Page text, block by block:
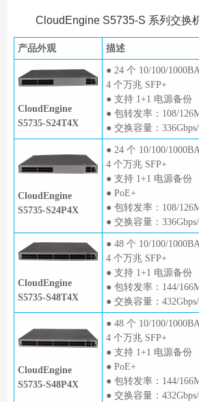
CloudEngine S5735-S 系列交换
产品外观 描述
CloudEngine
S5735-S24T4X
● 24 个 10/100/
4 个万兆 SFP+
● 支持 1+1 电源备份
● 包转发率：108/
● 交换容量：
CloudEngine
S5735-S24P4X
● 24 个 10/100/
4 个万兆 SFP+
● 支持 1+1 电源备份
● PoE+
● 包转发率：108/
● 交换容量：
CloudEngine
S5735-S48T4X
● 48 个 10/100/
4 个万兆 SFP+
● 支持 1+1 电源备份
● 包转发率：144/
● 交换容量：
CloudEngine
S5735-S48P4X
● 48 个 10/100/
4 个万兆 SFP+
● 支持 1+1 电源备份
● PoE+
● 包转发率：144/
● 交换容量：